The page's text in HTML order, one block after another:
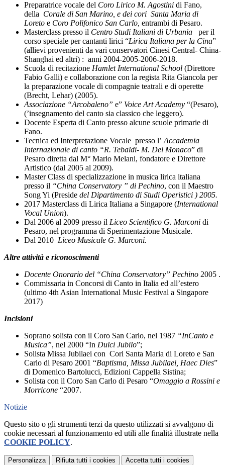
Preparatrice vocale del Coro Lirico M. Agostini di Fano,
della Corale di San Marino, e dei cori Santa Maria di
Loreto e Coro Polifonico San Carlo, entrambi di Pesaro.
Masterclass presso il Centro Studi Italiani di Urbania
per il
corso speciale per cantanti lirici “Lirica Italiana per la Cina”
(allievi provenienti da vari conservatori Cinesi Central- China-
Shanghai ed altri) : anni 2004-2005-2006-2018.
Scuola di recitazione Hamlet International School (Direttore
Fabio Galli) e collaborazione con la regista Rita Giancola per
la preparazione vocale di compagnie teatrali e di operette
(Brecht, Lehar) (2005).
Associazione “Arcobaleno” e” Voice Art Academy “(Pesaro),
(’insegnamento del canto sia classico che leggero).
Docente Esperta di Canto presso alcune scuole primarie di
Fano.
Tecnica ed Interpretazione Vocale presso l’ Accademia
Internazionale di canto “R. Tebaldi- M. Del Monaco” di
Pesaro diretta dal M° Mario Melani, fondatore e Direttore
Artistico (dal 2005 al 2009).
Master Class di specializzazione in musica lirica italiana
presso il “China Conservatory ” di Pechino, con il Maestro
Song Yi (Preside del Dipartimento di Studi Operistici ) 2005.
2017 Masterclass di Lirica Italiana a Singapore (International
Vocal Union).
Dal 2006 al 2009 presso il Liceo Scientifico G. Marconi di
Pesaro, nel programma di Sperimentazione Musicale.
Dal 2010 Liceo Musicale G. Marconi.
Altre attività e riconoscimenti
Docente Onorario del “China Conservatory” Pechino 2005 .
Commissaria in Concorsi di Canto in Italia ed all’estero
(ultimo 4th Asian International Music Festival a Singapore
2017)
Incisioni
Soprano solista con il Coro San Carlo, nel 1987 “InCanto e
Musica”, nel 2000 “In Dulci Jubilo”;
Solista Missa Jubilaei con Cori Santa Maria di Loreto e San
Carlo di Pesaro 2001 “Baptisma, Missa Jubilaei, Haec Dies”
di Domenico Bartolucci, Edizioni Cappella Sistina;
Solista con il Coro San Carlo di Pesaro “Omaggio a Rossini e
Morricone “2007.
Notizie
Questo sito o gli strumenti terzi da questo utilizzati si avvalgono di
cookie necessari al funzionamento ed utili alle finalità illustrate nella
COOKIE POLICY.
Personalizza Rifiuta tutti i cookies Accetta tutti i cookies